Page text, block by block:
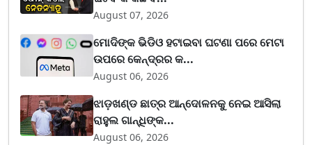
August 07, 2026
ମୋଦିଙ୍କ ଭିଡିଓ ହଟାଇବା ଘଟଣା ପରେ ମେଟା
ଉପରେ କେନ୍ଦ୍ରର କ...
August 06, 2026
ଝାଡ଼ଖଣ୍ଡ ଛାତ୍ର ଆନ୍ଦୋଳନକୁ ନେଇ ଆସିଲା
ରାହୁଲ ଗାନ୍ଧିଙ୍କ...
August 06, 2026